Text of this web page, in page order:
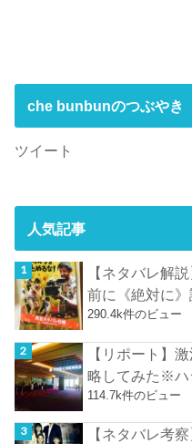
che bunbunのつぶやき
ツイート
人気記事
【ネタバレ解
前に《絶対に
290.4k件のビュー
【リポート】
略してみた※ハ
114.7k件のビュー
【ネタバレ考